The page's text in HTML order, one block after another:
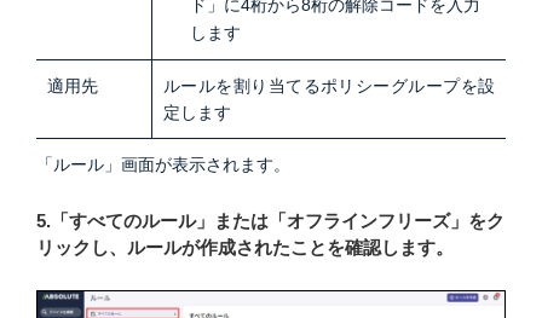
ド」に4桁から8桁の解除コードを入力
します
適用先
ルールを割り当てるポリシーグループを設
定します
「ルール」画面が表示されます。
5.「すべてのルール」または「オフラインフリーズ」をク
リックし、ルールが作成されたことを確認します。